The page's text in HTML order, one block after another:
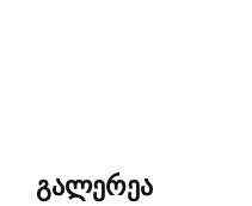
გალერეა